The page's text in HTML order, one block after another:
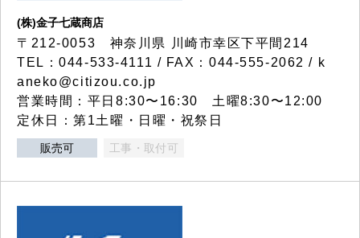
(株)金子七蔵商店
〒212-0053 神奈川県 川崎市幸区下平間214
TEL：044-533-4111 / FAX：044-555-2062 / k
aneko@citizou.co.jp
営業時間：平日8:30〜16:30 土曜8:30〜12:00
定休日：第1土曜・日曜・祝祭日
販売可 工事・取付可